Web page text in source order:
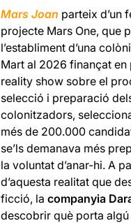
Mars Joan parteix d’un
projecte Mars One, que
l’establiment d’una
Mart al 2026 finançat en
reality show sobre el
selecció i preparació
colonitzadors,
més de 200.000
se’ls demanava més
la voluntat d’anar-hi. A
d’aquesta realitat que
ficció, lacompanyia
descobrir què porta